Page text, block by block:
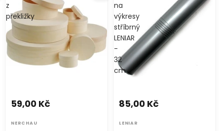
z
překližky
59,00 Kč
NERCHAU
na
výkresy
stříbrný
LENIAR
-
32
cm
85,00 Kč
LENIAR